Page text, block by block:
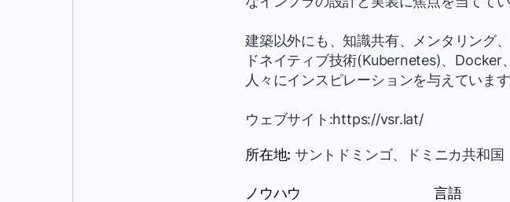
建築以外にも、知識共有、メンタリング
ドネイティブ技術(Kubernetes)、
人々にインスピレーションを与えています
ウェブサイト:https://vsr.lat/
所在地: サントドミンゴ、ドミニカ共和国
ノウハウ
言語